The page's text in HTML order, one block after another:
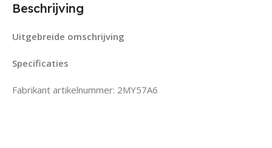
Beschrijving
Uitgebreide omschrijving
Specificaties
Fabrikant artikelnummer: 2MY57A6